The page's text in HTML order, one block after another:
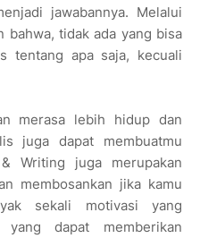
jawabannya. Melalui
bahwa, tidak ada yang bisa
tentang apa saja, kecuali
merasa lebih hidup dan
juga dapat membuatmu
Writing juga merupakan
membosankan jika kamu
sekali motivasi yang
dapat memberikan